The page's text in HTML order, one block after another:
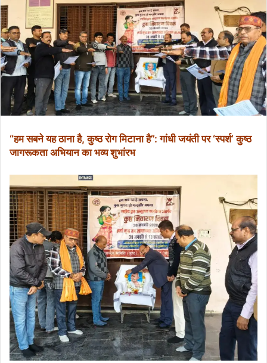
“हम सबने यह ठाना है, कुष्ठ रोग मिटाना है”: गांधी जयंती पर ‘स्पर्श’ कुष्ठ
जागरूकता अभियान का भव्य शुभांरभ